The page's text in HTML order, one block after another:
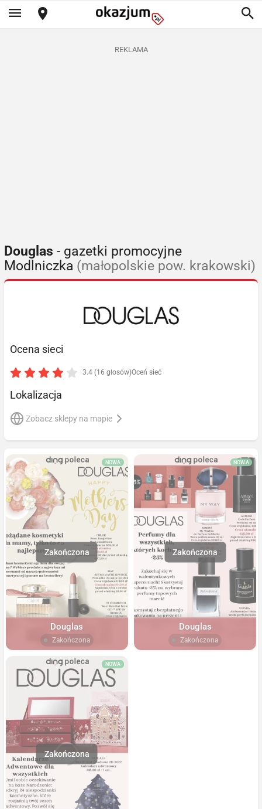
REKLAMA
Douglas - gazetki promocyjne
Modlniczka (małopolskie pow. krakowski)
Ocena sieci
3.4 (16 głosów)Oceń sieć
Lokalizacja
Zobacz sklepy na mapie
NOWA
Douglas
Zakończona
NOWA
Douglas
Zakończona
NOWA